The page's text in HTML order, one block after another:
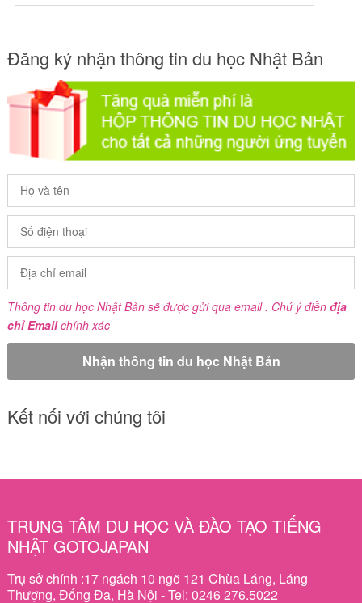
Đăng ký nhận thông tin du học Nhật Bản
Thông tin du học Nhật Bản sẽ được gửi qua email . Chú ý điền địa
chỉ Emailchính xác
Kết nối với chúng tôi
TRUNG TÂM DU HỌC VÀ ĐÀO TẠO TIẾNG
NHẬT GOTOJAPAN
Trụ sở chính :17 ngách 10 ngõ 121 Chùa Láng, Láng
Thượng, Đống Đa, Hà Nội - Tel: 0246 276.5022